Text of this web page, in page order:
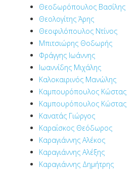
Θεοδωρόπουλος Βασίλης
Θεολογίτης Άρης
Θεοφιλόπουλος Ντίνος
Μπιτσιώρης Θοδωρής
Φράγγης Ιωάννης
Ιωαννίδης Μιχάλης
Καλοκαιρινός Μανώλης
Καμπουρόπουλος Κώστας
Καμπουρόπουλος Κώστας
Κανατάς Γιώργος
Καραΐσκος Θεόδωρος
Καραγιάννης Αλέκος
Καραγιάννης Αλέξης
Καραγιάννης Δημήτρης